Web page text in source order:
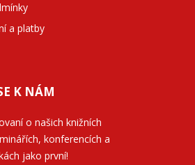
a platby
K NÁM
o našich knižních
konferencích a
jako první!